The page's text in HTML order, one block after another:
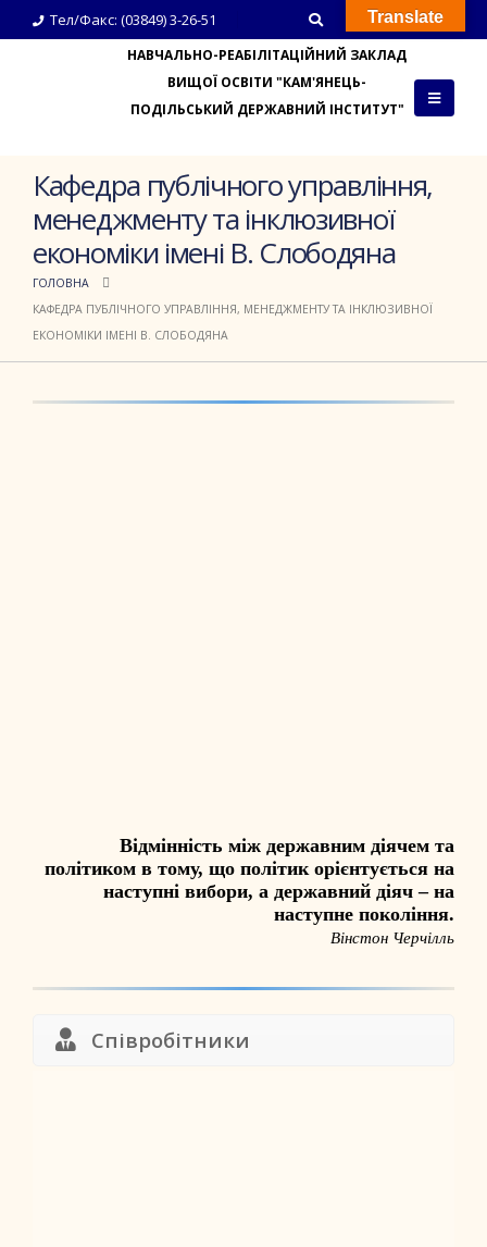
Тел/Факс: (03849) 3-26-51
НАВЧАЛЬНО-РЕАБІЛІТАЦІЙНИЙ ЗАКЛАД
ВИЩОЇ ОСВІТИ "КАМ'ЯНЕЦЬ-
ПОДІЛЬСЬКИЙ ДЕРЖАВНИЙ ІНСТИТУТ"
Кафедра публічного управління,
менеджменту та інклюзивної
економіки імені В. Слободяна
ГОЛОВНА
КАФЕДРА ПУБЛІЧНОГО УПРАВЛІННЯ, МЕНЕДЖМЕНТУ ТА ІНКЛЮЗИВНОЇ
ЕКОНОМІКИ ІМЕНІ В. СЛОБОДЯНА
Відмінність між державним діячем та
політиком в тому, що політик орієнтується на
наступні вибори, а державний діяч – на
наступне покоління.
Вінстон Черчілль
Співробітники
Translate